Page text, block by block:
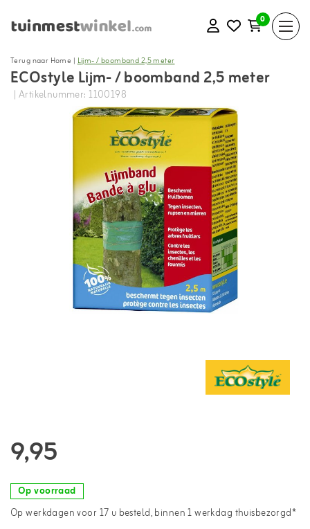
0
Terug naar Home |Lijm- / boomband 2,5 meter
ECOstyle Lijm- / boomband 2,5 meter
| Artikelnummer: 1100198
9,95
Op voorraad
Op werkdagen voor 17 u besteld, binnen 1 werkdag thuisbezorgd*